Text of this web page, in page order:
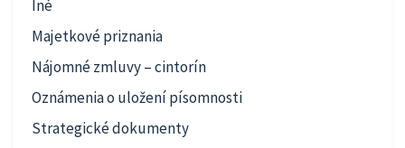
Iné
Majetkové priznania
Nájomné zmluvy – cintorín
Oznámenia o uložení písomnosti
Strategické dokumenty